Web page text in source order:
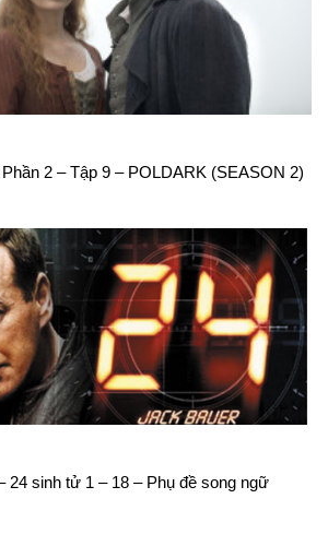
2 – Tập 9 – POLDARK (SEASON 2)
24 sinh tử 1 – 18 – Phụ đề song ngữ